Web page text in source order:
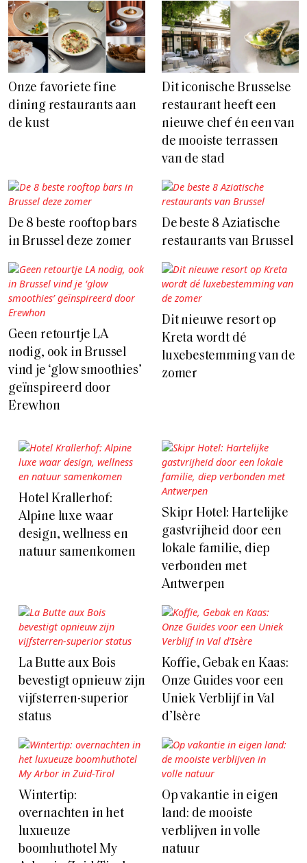
Onze favoriete fine
dining restaurants aan
de kust
Dit iconische Brusselse
restaurant heeft een
nieuwe chef én een van
de mooiste terrassen
van de stad
De 8 beste rooftop bars
in Brussel deze zomer
De beste 8 Aziatische
restaurants van Brussel
Geen retourtje LA
nodig, ook in Brussel
vind je ‘glow smoothies’
geïnspireerd door
Erewhon
Dit nieuwe resort op
Kreta wordt dé
luxebestemming van de
zomer
Hotel Krallerhof:
Alpine luxe waar
design, wellness en
natuur samenkomen
Skipr Hotel: Hartelijke
gastvrijheid door een
lokale familie, diep
verbonden met
Antwerpen
La Butte aux Bois
bevestigt opnieuw zijn
vijfsterren-superior
status
Koffie, Gebak en Kaas:
Onze Guides voor een
Uniek Verblijf in Val
d’Isère
Wintertip:
overnachten in het
luxueuze
boomhuthotel My
Op vakantie in eigen
land: de mooiste
verblijven in volle
natuur